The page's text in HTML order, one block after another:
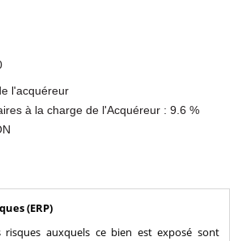
l'acquéreur
à la charge de l'Acquéreur : 9.6 %
(ERP)
risques auxquels ce bien est exposé sont